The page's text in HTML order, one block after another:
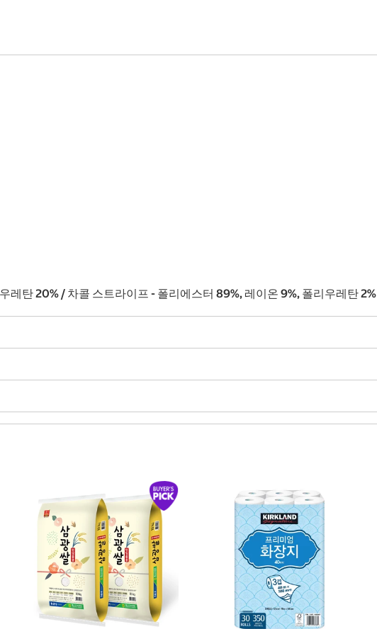
레탄 20% / 차콜 스트라이프 - 폴리에스터 89%, 레이온 9%, 폴리우레탄 2%